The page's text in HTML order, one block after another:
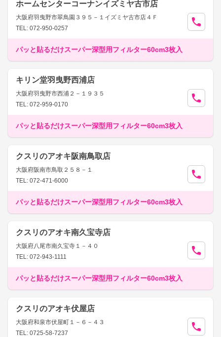
ホームセンターコーナンイズミヤ古市店
大阪府羽曳野市翠鳥園３９５－１イズミヤ古市店４Ｆ
TEL: 072-950-0257
パッと貼るだけスーパー深型用フィルター60cm3枚入
キリン堂羽曳野西浦店
大阪府羽曳野市西浦２－１９３５
TEL: 072-959-0170
パッと貼るだけスーパー深型用フィルター60cm3枚入
クスリのアオキ阪南鳥取店
大阪府阪南市鳥取２５８－１
TEL: 072-471-6000
パッと貼るだけスーパー深型用フィルター60cm3枚入
クスリのアオキ南久宝寺店
大阪府八尾市南久宝寺１－４０
TEL: 072-943-1111
パッと貼るだけスーパー深型用フィルター60cm3枚入
クスリのアオキ伏屋店
大阪府和泉市伏屋町１－６－４３
TEL: 0725-58-7237